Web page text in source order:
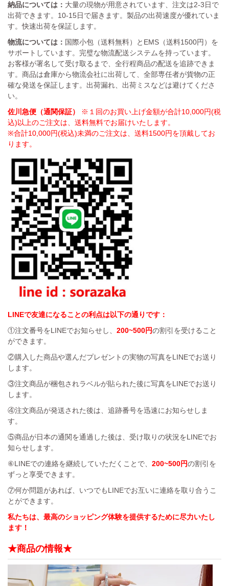
納品については： 大量の現物が用意されています、注文は2-3日で
出荷できます。10-15日で届きます。製品の出荷速度が優れていま
す。快速出荷を保証します。
物流については： 国際小包（送料無料）とEMS（送料1500円）を
サポートしています。完璧な物流配送システムを持っています。
お客様が署名して受け取るまで、全行程商品の配送を追跡できま
す。商品は倉庫から物流会社に出荷して、全部専任者が貨物の正
確な発送を保証します。出荷漏れ、出荷ミスなどは避けてくださ
い。
佐川急便（通関保証）
※１回のお買い上げ金額が合計10,000円(税
込)以上のご注文は、送料無料でお届けいたします。
※合計10,000円(税込)未満のご注文は、送料1500円を頂戴してお
ります。
LINEで友達になることの利点は以下の通りです：
①注文番号をLINEでお知らせし、 200~500円の割引を受けること
ができます。
②購入した商品や選んだプレゼントの実物の写真をLINEでお送り
します。
③注文商品が梱包されラベルが貼られた後に写真をLINEでお送り
します。
④注文商品が発送された後は、追跡番号を迅速にお知らせしま
す。
⑤商品が日本の通関を通過した後は、受け取りの状況をLINEでお
知らせします。
⑥LINEでの連絡を継続していただくことで、 200~500円の割引を
ずっと享受できます。
⑦何か問題があれば、いつでもLINEでお互いに連絡を取り合うこ
とができます。
私たちは、最高のショッピング体験を提供するために尽力いたし
ます！
★商品の情報★